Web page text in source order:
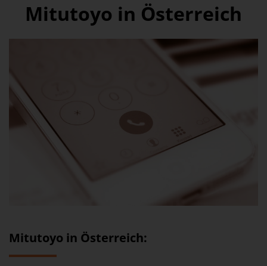
Mitutoyo in Österreich
Mitutoyo in Österreich: